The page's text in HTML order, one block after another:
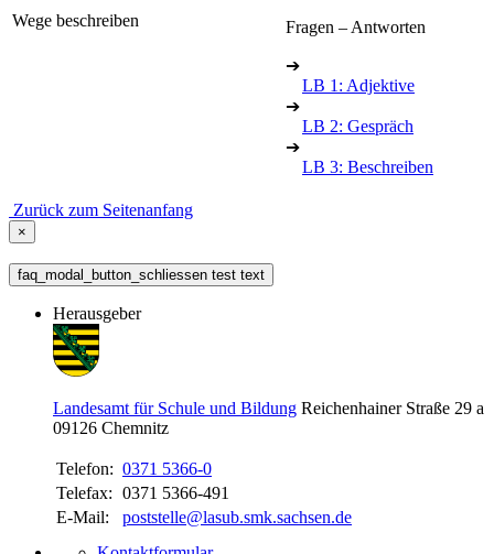
Wege beschreiben
Fragen – Antworten
➔
LB 1: Adjektive
➔
LB 2: Gespräch
➔
LB 3: Beschreiben
Zurück zum Seitenanfang
×
faq_modal_button_schliessen test text
Herausgeber
Landesamt für Schule und Bildung Reichenhainer Straße 29 a
09126 Chemnitz
Telefon: 0371 5366-0
Telefax: 0371 5366-491
E-Mail:
poststelle@lasub.smk.sachsen.de